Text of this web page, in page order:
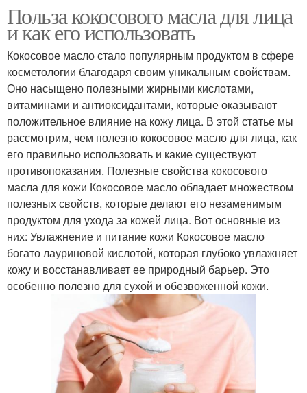
Польза кокосового масла для лица
и как его использовать
Кокосовое масло стало популярным продуктом в сфере
косметологии благодаря своим уникальным свойствам.
Оно насыщено полезными жирными кислотами,
витаминами и антиоксидантами, которые оказывают
положительное влияние на кожу лица. В этой статье мы
рассмотрим, чем полезно кокосовое масло для лица, как
его правильно использовать и какие существуют
противопоказания. Полезные свойства кокосового
масла для кожи Кокосовое масло обладает множеством
полезных свойств, которые делают его незаменимым
продуктом для ухода за кожей лица. Вот основные из
них: Увлажнение и питание кожи Кокосовое масло
богато лауриновой кислотой, которая глубоко увлажняет
кожу и восстанавливает ее природный барьер. Это
особенно полезно для сухой и обезвоженной кожи.